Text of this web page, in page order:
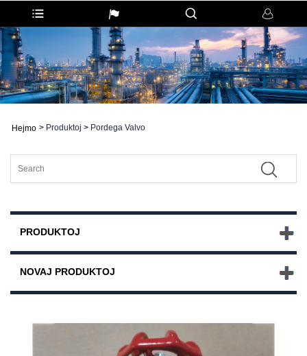
Hejmo > Produktoj > Pordega Valvo
PRODUKTOJ
NOVAJ PRODUKTOJ